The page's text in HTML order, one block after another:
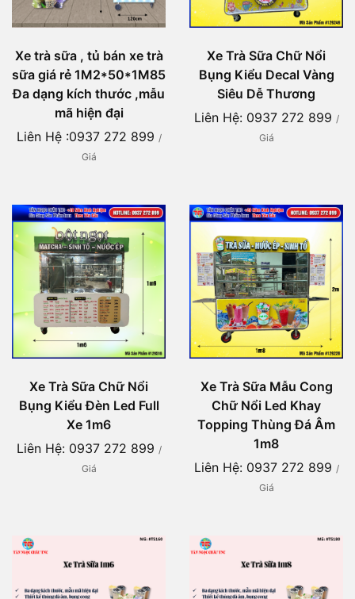
Xe trà sữa , tủ bán xe trà
sữa giá rẻ 1M2*50*1M85
Đa dạng kích thước ,mẫu
mã hiện đại
Liên Hệ :0937 272 899 /
Giá
Xe Trà Sữa Chữ Nổi
Bụng Kiểu Decal Vàng
Siêu Dễ Thương
Liên Hệ: 0937 272 899 /
Giá
Xe Trà Sữa Chữ Nổi
Bụng Kiểu Đèn Led Full
Xe 1m6
Liên Hệ: 0937 272 899 /
Giá
Xe Trà Sữa Mẫu Cong
Chữ Nổi Led Khay
Topping Thùng Đá Âm
1m8
Liên Hệ: 0937 272 899 /
Giá